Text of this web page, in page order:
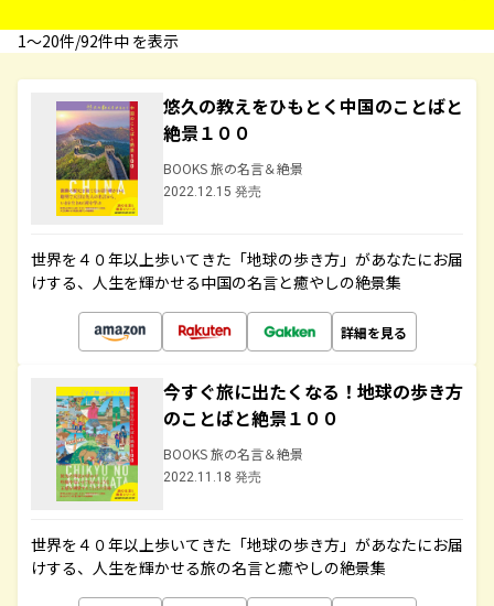
1〜20件/92件中 を表示
悠久の教えをひもとく中国のことばと
絶景１００
BOOKS 旅の名言＆絶景
2022.12.15 発売
世界を４０年以上歩いてきた「地球の歩き方」があなたにお届
けする、人生を輝かせる中国の名言と癒やしの絶景集
詳細を見る
今すぐ旅に出たくなる！地球の歩き方
のことばと絶景１００
BOOKS 旅の名言＆絶景
2022.11.18 発売
世界を４０年以上歩いてきた「地球の歩き方」があなたにお届
けする、人生を輝かせる旅の名言と癒やしの絶景集